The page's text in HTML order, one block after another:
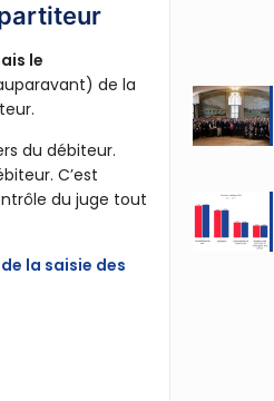
le
de la
du débiteur.
C’est
du juge tout
la saisie des